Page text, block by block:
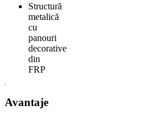
Structură
metalică
cu
panouri
decorative
din
FRP
Avantaje